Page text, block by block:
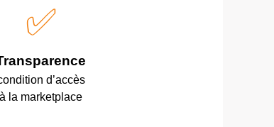
✅
d’accès
à la marketplace